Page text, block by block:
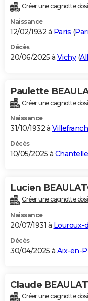
Créer une cagnotte
Naissance
12/02/1932 à Paris (
Décès
20/06/2025 à Vichy(
Paulette
Créer une cagnotte
Naissance
31/10/1932 à
Décès
10/05/2025 à Chantelle
Lucien
Créer une cagnotte
Naissance
20/07/1931 à Louroux-
Décès
30/04/2025 à Aix-en-
Claude
Créer une cagnotte